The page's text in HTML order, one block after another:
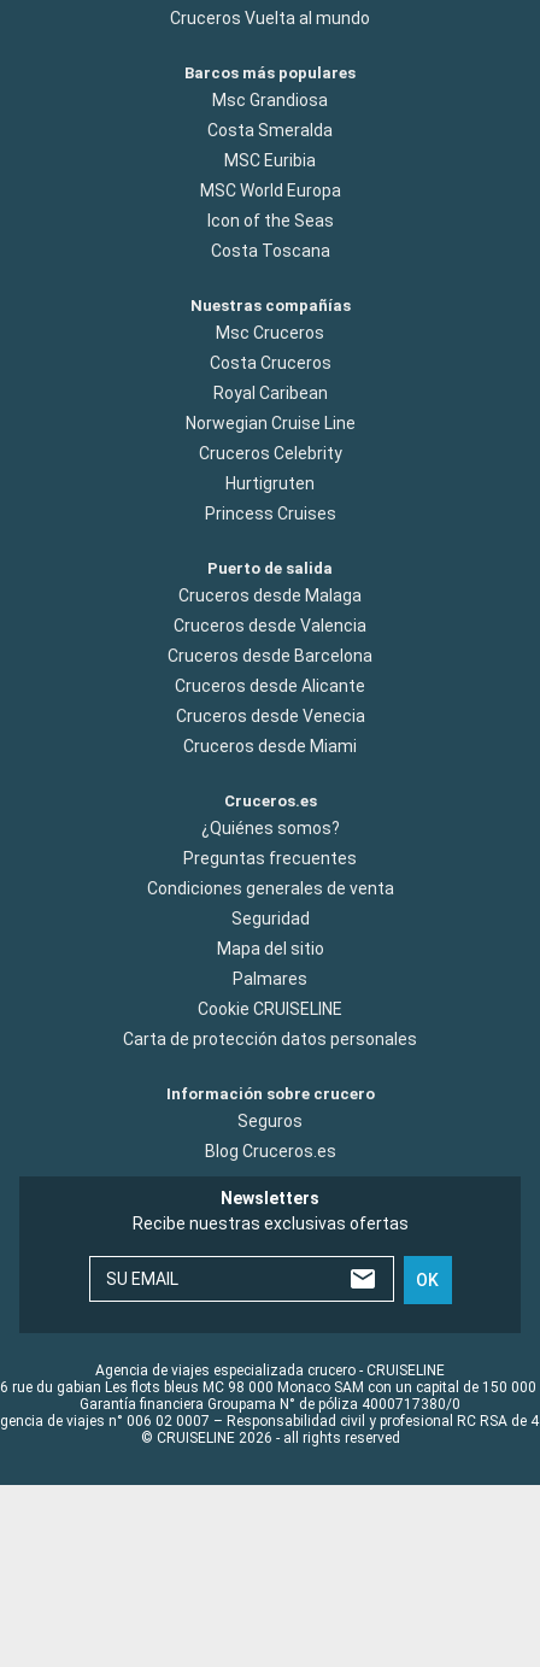
Cruceros Vuelta al mundo
Barcos más populares
Msc Grandiosa
Costa Smeralda
MSC Euribia
MSC World Europa
Icon of the Seas
Costa Toscana
Nuestras compañías
Msc Cruceros
Costa Cruceros
Royal Caribean
Norwegian Cruise Line
Cruceros Celebrity
Hurtigruten
Princess Cruises
Puerto de salida
Cruceros desde Malaga
Cruceros desde Valencia
Cruceros desde Barcelona
Cruceros desde Alicante
Cruceros desde Venecia
Cruceros desde Miami
Cruceros.es
¿Quiénes somos?
Preguntas frecuentes
Condiciones generales de venta
Seguridad
Mapa del sitio
Palmares
Cookie CRUISELINE
Carta de protección datos personales
Información sobre crucero
Seguros
Blog Cruceros.es
Newsletters
Recibe nuestras exclusivas ofertas
SU EMAIL OK
Agencia de viajes especializada crucero - CRUISELINE
rue du gabian Les flots bleus MC 98 000 Monaco SAM con un capital de 150 000
Garantía financiera Groupama N° de póliza 4000717380/0
de viajes n° 006 02 0007 – Responsabilidad civil y profesional RC RSA de
© CRUISELINE 2026 - all rights reserved